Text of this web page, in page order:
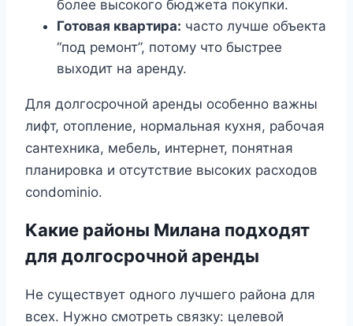
более высокого бюджета покупки.
Готовая квартира: часто лучше объекта
“под ремонт”, потому что быстрее
выходит на аренду.
Для долгосрочной аренды особенно важны
лифт, отопление, нормальная кухня, рабочая
сантехника, мебель, интернет, понятная
планировка и отсутствие высоких расходов
condominio.
Какие районы Милана подходят
для долгосрочной аренды
Не существует одного лучшего района для
всех. Нужно смотреть связку: целевой